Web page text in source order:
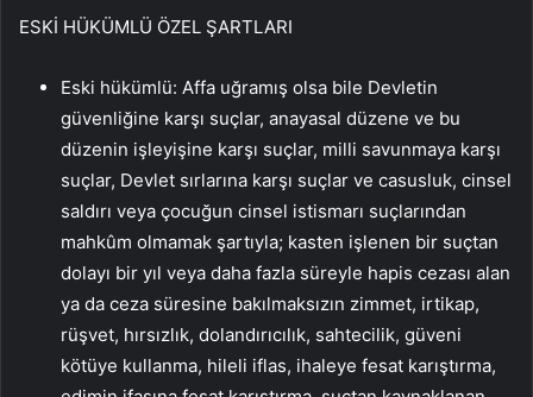
ESKİ HÜKÜMLÜ ÖZEL ŞARTLARI
Eski hükümlü: Affa uğramış olsa bile Devletin
güvenliğine karşı suçlar, anayasal düzene ve bu
düzenin işleyişine karşı suçlar, milli savunmaya karşı
suçlar, Devlet sırlarına karşı suçlar ve casusluk, cinsel
saldırı veya çocuğun cinsel istismarı suçlarından
mahkûm olmamak şartıyla; kasten işlenen bir suçtan
dolayı bir yıl veya daha fazla süreyle hapis cezası alan
ya da ceza süresine bakılmaksızın zimmet, irtikap,
rüşvet, hırsızlık, dolandırıcılık, sahtecilik, güveni
kötüye kullanma, hileli iflas, ihaleye fesat karıştırma,